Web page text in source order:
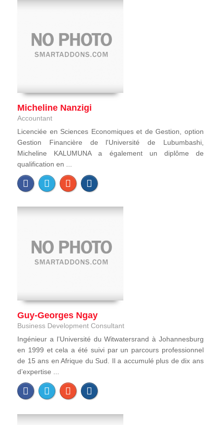
Micheline Nanzigi
Accountant
Licenciée en Sciences Economiques et de Gestion, option
Gestion Financière de l'Université de Lubumbashi,
Micheline KALUMUNA a également un diplôme de
qualification en ...
Guy-Georges Ngay
Business Development Consultant
Ingénieur a l’Université du Witwatersrand à Johannesburg
en 1999 et cela a été suivi par un parcours professionnel
de 15 ans en Afrique du Sud. Il a accumulé plus de dix ans
d’expertise ...